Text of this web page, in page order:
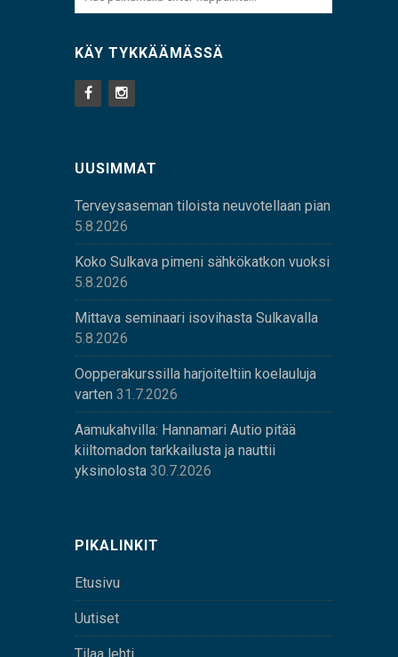
KÄY TYKKÄÄMÄSSÄ
UUSIMMAT
Terveysaseman tiloista neuvotellaan pian
5.8.2026
Koko Sulkava pimeni sähkökatkon vuoksi
5.8.2026
Mittava seminaari isovihasta Sulkavalla
5.8.2026
Oopperakurssilla harjoiteltiin koelauluja
varten 31.7.2026
Aamukahvilla: Hannamari Autio pitää
kiiltomadon tarkkailusta ja nauttii
yksinolosta 30.7.2026
PIKALINKIT
Etusivu
Uutiset